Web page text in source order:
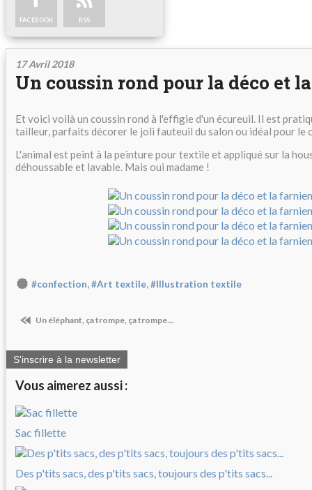
FACEBOOK RSS
17 Avril 2018
Un coussin rond pour la déco et
Et voici voilà un coussin rond à l'effigie d'un écureuil. Il est
tailleur, parfaits décorer le joli fauteuil du salon ou idéal pour le
L'animal est peint à la peinture pour textile et appliqué sur la
déhoussable et lavable. Mais oui madame !
#confection,#Art textile,#Illustration textile
Un éléphant, ça trompe, ça trompe...
S'inscrire à la newsletter
Vous aimerez aussi :
Sac fillette
Des p'tits sacs, des p'tits sacs, toujours des p'tits sacs...